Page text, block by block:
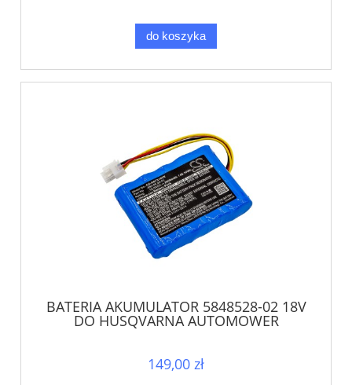
do koszyka
BATERIA AKUMULATOR 5848528-02 18V
DO HUSQVARNA AUTOMOWER
GARDENA SILENO
149,00 zł